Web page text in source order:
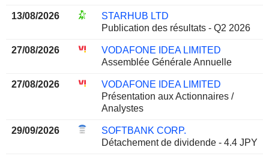
13/08/2026
STARHUB LTD
Publication des résultats - Q2 2026
27/08/2026
VODAFONE IDEA LIMITED
Assemblée Générale Annuelle
27/08/2026
VODAFONE IDEA LIMITED
Présentation aux Actionnaires /
Analystes
29/09/2026
SOFTBANK CORP.
Détachement de dividende - 4.4 JPY